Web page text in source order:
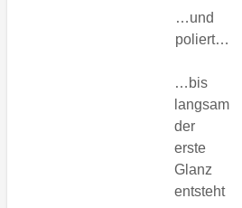
…und
poliert…
…bis
langsam
der
erste
Glanz
entsteht